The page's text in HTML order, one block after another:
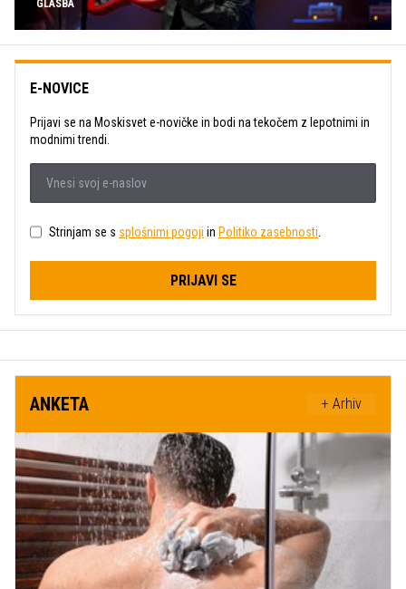
GLASBA
E-NOVICE
Prijavi se na Moskisvet e-novičke in bodi na tekočem z lepotnimi in
modnimi trendi.
Strinjam se s splošnimi pogoji in Politiko zasebnosti
PRIJAVI SE
ANKETA + Arhiv